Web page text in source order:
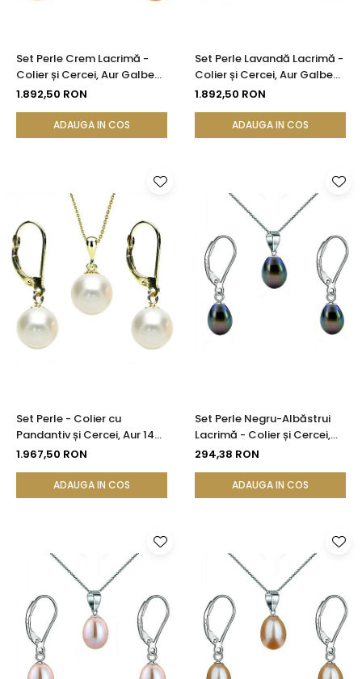
Set Perle Crem Lacrimă -
Colier și Cercei, Aur Galben
14K, Perle Naturale 5/8 mm |
1.892,50 RON
ADAUGA IN COS
Set Perle Lavandă Lacrimă -
Colier și Cercei, Aur Galben
14K, Perle Naturale 5/8 mm |
1.892,50 RON
ADAUGA IN COS
Set Perle - Colier cu
Pandantiv și Cercei, Aur 14K,
Perle Naturale Albe 8 mm |
1.967,50 RON
ADAUGA IN COS
Set Perle Negru-Albăstrui
Lacrimă - Colier și Cercei,
Argint Rodiat 925, Perle
KASKADDA®
294,38 RON
ADAUGA IN COS